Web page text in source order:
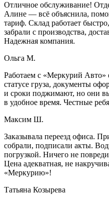
Отличное обслуживание!
Алине — всё объяснила,
тариф. Склад работает
забрали с производства,
Надежная компания.
Ольга М.
Работаем с «Меркурий Авто»
статусе груза, документы
и сроки поджимают, но они
в удобное время. Честные
Максим Ш.
Заказывала переезд офиса.
собрали, подписали акты.
погрузкой. Ничего не
Цена адекватная, не
«Меркурию»!
Татьяна Козырева